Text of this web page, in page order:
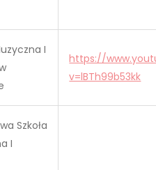
I
https://
v=lBTh99b53kk
Szkoła
I